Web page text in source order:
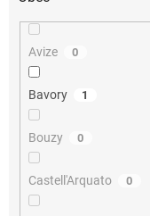
Avize 0
Bavory 1
Bouzy 0
Castell'Arquato 0